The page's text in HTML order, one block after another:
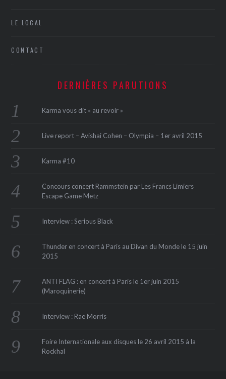
LE LOCAL
CONTACT
DERNIÈRES PARUTIONS
Karma vous dit « au revoir »
Live report – Avishai Cohen – Olympia – 1er avril 2015
Karma #10
Concours concert Rammstein par Les Francs Limiers
Escape Game Metz
Interview : Serious Black
Thunder en concert à Paris au Divan du Monde le 15 juin
2015
ANTI FLAG : en concert à Paris le 1er juin 2015
(Maroquinerie‏)
Interview : Rae Morris
Foire Internationale aux disques le 26 avril 2015 à la
Rockhal